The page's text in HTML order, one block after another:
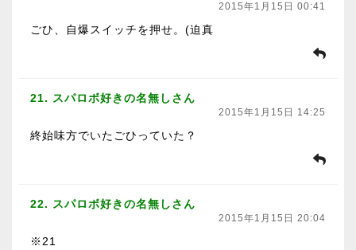
2015年1月15日 00:41
ごひ、自爆スイッチを押せ。(迫真
21. スパロボ好きの名無しさん
2015年1月15日 14:25
終始味方でいたごひっていた？
22. スパロボ好きの名無しさん
2015年1月15日 20:04
※21